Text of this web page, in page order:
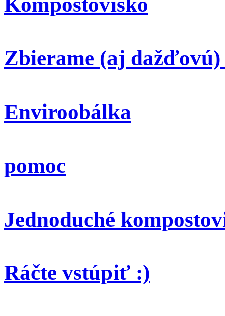
Zbierame (aj
Enviroobálka
pomoc
Jednoduché
Ráčte vstúpiť :)